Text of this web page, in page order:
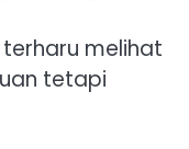
melihat
tetapi